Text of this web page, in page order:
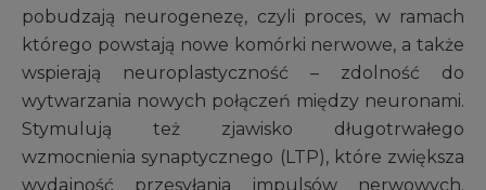
pobudzają neurogenezę, czyli proces, w ramach
którego powstają nowe komórki nerwowe, a także
wspierają neuroplastyczność – zdolność do
wytwarzania nowych połączeń między neuronami.
Stymulują też zjawisko długotrwałego
wzmocnienia synaptycznego (LTP), które zwiększa
wydajność przesyłania impulsów nerwowych.